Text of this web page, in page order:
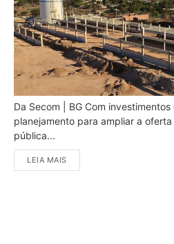
Da Secom | BG Com
planejamento para ampliar a
pública...
LEIA MAIS